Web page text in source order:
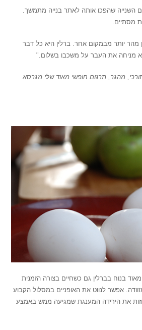
השנייה שהפכו אותה לאתר בנייה מתמשך.
מסתיים.
מהר יותר מבמקום אחר. ברלין היא כל דבר
לא מניחה את העבר על משכבו בשלום."
מהגר, תרגום חופשי מאוד שלי מגרסא
בנוח בברלין גם כשחיים בצורה הזמנית
אפשר לנווט את האופניים במסלול הקבוע
את הירידה המענגת שמגיעה ממש באמצע